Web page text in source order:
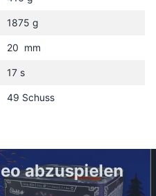
1875 g
20 mm
17 s
49 Schuss
abzuspielen